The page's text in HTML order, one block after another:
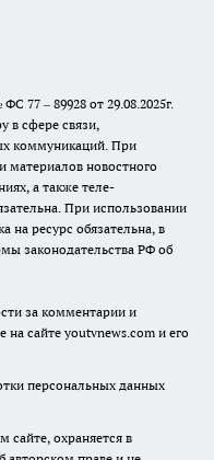
77 – 89928 от 29.08.2025г.
в сфере связи,
коммуникаций. При
материалов новостного
а также теле-
При использовании
на ресурс обязательна, в
законодательства РФ об
за комментарии и
сайте youtvnews.com и его
персональных данных
охраняется в